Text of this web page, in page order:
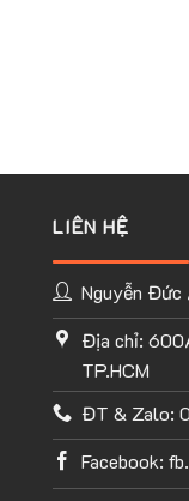
LIÊN HỆ
Nguyễn Đức
Địa chỉ:
TP.HCM
ĐT & Zalo:
Facebook: